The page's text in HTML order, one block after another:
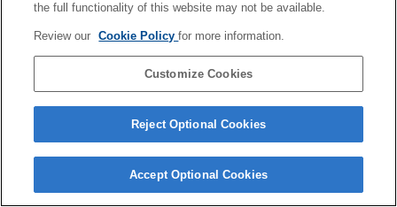
s'affichent pas correctement.
Terms of Use Contact Us
Copyright 2026 Sony Corporation
the full functionality of this website may not be available.
Review our Cookie Policyfor more information.
Customize Cookies
Reject Optional Cookies
Accept Optional Cookies